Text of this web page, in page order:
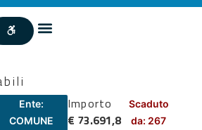
Ente:
COMUNE
Importo
€ 73.691,8
Scaduto
da: 267